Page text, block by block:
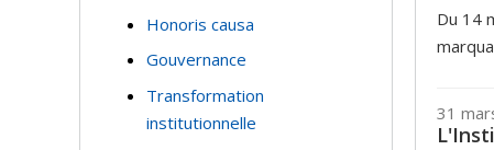
Du 14
31
Honoris causa
Gouvernance
Transformation
institutionnelle